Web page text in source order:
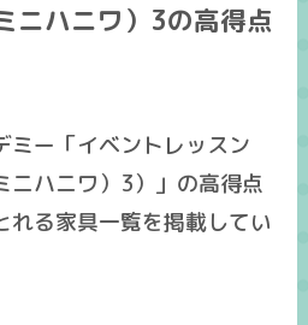
ニハニワ）3の高得点
ミー「イベントレッスン
ニハニワ）3）」の高得点
れる家具一覧を掲載してい